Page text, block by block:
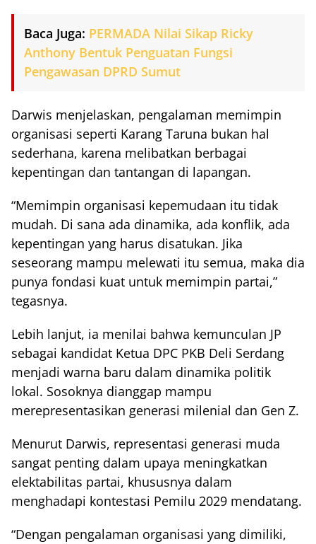
Baca Juga: PERMADA Nilai Sikap Ricky
Anthony Bentuk Penguatan Fungsi
Pengawasan DPRD Sumut
Darwis menjelaskan, pengalaman memimpin
organisasi seperti Karang Taruna bukan hal
sederhana, karena melibatkan berbagai
kepentingan dan tantangan di lapangan.
“Memimpin organisasi kepemudaan itu tidak
mudah. Di sana ada dinamika, ada konflik, ada
kepentingan yang harus disatukan. Jika
seseorang mampu melewati itu semua, maka dia
punya fondasi kuat untuk memimpin partai,”
tegasnya.
Lebih lanjut, ia menilai bahwa kemunculan JP
sebagai kandidat Ketua DPC PKB Deli Serdang
menjadi warna baru dalam dinamika politik
lokal. Sosoknya dianggap mampu
merepresentasikan generasi milenial dan Gen Z.
Menurut Darwis, representasi generasi muda
sangat penting dalam upaya meningkatkan
elektabilitas partai, khususnya dalam
menghadapi kontestasi Pemilu 2029 mendatang.
“Dengan pengalaman organisasi yang dimiliki,